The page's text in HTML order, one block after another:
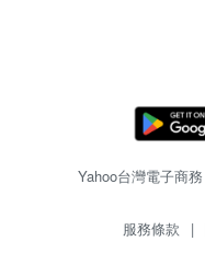
Yahoo台灣電子商
服務條款 |